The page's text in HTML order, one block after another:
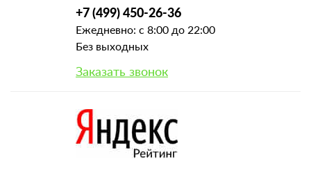
+7 (499) 450-26-36
Ежедневно: с 8:00 до 22:00
Без выходных
Заказать звонок